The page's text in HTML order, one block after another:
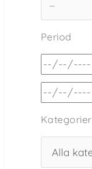
Period
Kategorier